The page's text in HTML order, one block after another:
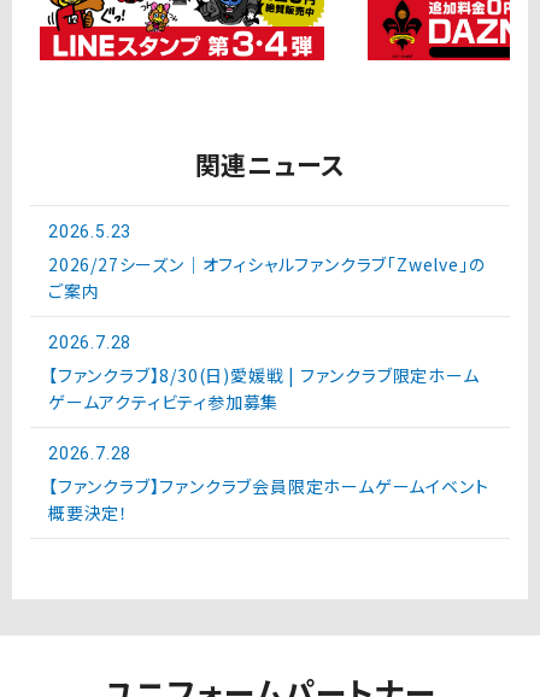
関連ニュース
2026.5.23
2026/27シーズン｜オフィシャルファンクラブ「Zwelve」の
ご案内
2026.7.28
【ファンクラブ】8/30(日)愛媛戦 | ファンクラブ限定ホーム
ゲームアクティビティ参加募集
2026.7.28
【ファンクラブ】ファンクラブ会員限定ホームゲームイベント
概要決定！